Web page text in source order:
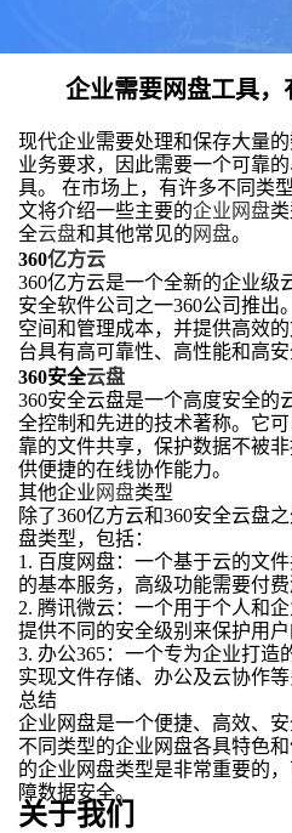
企业需要网盘工具，
现代企业需要处理和保存大量
业务要求，因此需要一个可靠
具。 在市场上，有许多不同类
文将介绍一些主要的企业网盘
全云盘和其他常见的 网盘。
360亿方云
360亿方云是一个全新的企业级
安全软件公司之一360公司推出
空间和管理成本，并提供高效
台具有高可靠性、高性能和高安
360安全云盘
360安全云盘是一个高度安全的
全控制和先进的技术著称。它
靠的文件共享，保护数据不被
供便捷的在线协作能力。
其他企业 网盘类型
除了360亿方云和360安全云盘
盘类型，包括：
1. 百度网盘：一个基于云的文
的基本服务，高级功能需要付费
2. 腾讯微云：一个用于个人和
提供不同的安全级别来保护用户
3. 办公365：一个专为企业打造
实现文件存储、办公及云协作
总结
企业网盘是一个便捷、高效、
不同类型的企业网盘各具特色
的企业网盘类型是非常重要的
障数据安全。
关于我们